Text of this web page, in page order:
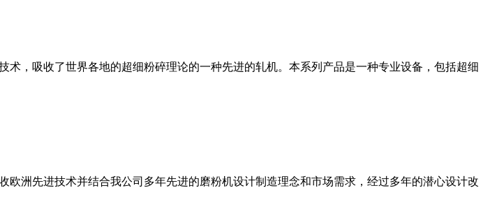
，吸收了世界各地的超细粉碎理论的一种先进的轧机。本系列产品是一种专业设备，包括超细
洲先进技术并结合我公司多年先进的磨粉机设计制造理念和市场需求，经过多年的潜心设计改